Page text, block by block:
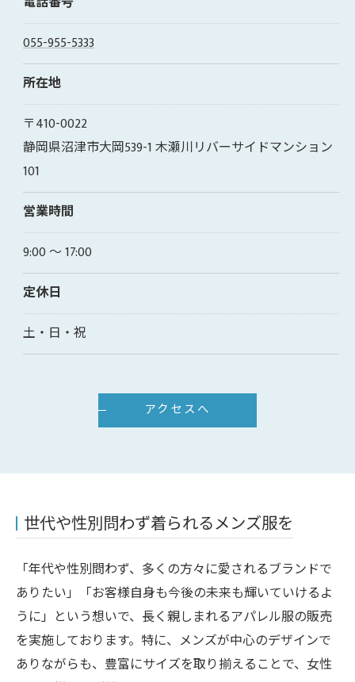
055-955-5333
所在地
〒410-0022
静岡県沼津市大岡539-1 木瀬川リバーサイドマンション
101
営業時間
9:00 〜 17:00
定休日
土・日・祝
アクセスへ
世代や性別問わず着られるメンズ服を
「年代や性別問わず、多くの方々に愛されるブランドで
ありたい」「お客様自身も今後の未来も輝いていけるよ
うに」という想いで、長く親しまれるアパレル服の販売
を実施しております。特に、メンズが中心のデザインで
ありながらも、豊富にサイズを取り揃えることで、女性